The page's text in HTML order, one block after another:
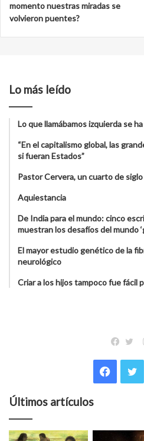
momento nuestras miradas se
volvieron puentes?
Lo más leído
Lo que llamábamos izquierda se
“En el capitalismo global, las
si fueran Estados”
Pastor Cervera, un cuarto de
Aquiestancia
De India para el mundo: cinco
muestran los desafíos del mundo
El mayor estudio genético de la
neurológico
Criar a los hijos tampoco fue fácil
Últimos artículos